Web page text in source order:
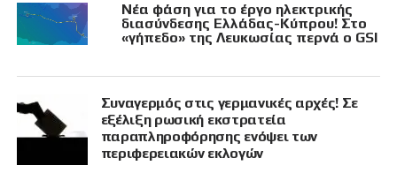
Νέα φάση για το έργο ηλεκτρικής
διασύνδεσης Ελλάδας-Κύπρου! Στο
«γήπεδο» της Λευκωσίας περνά ο GSI
Συναγερμός στις γερμανικές αρχές! Σε
εξέλιξη ρωσική εκστρατεία
παραπληροφόρησης ενόψει των
περιφερειακών εκλογών